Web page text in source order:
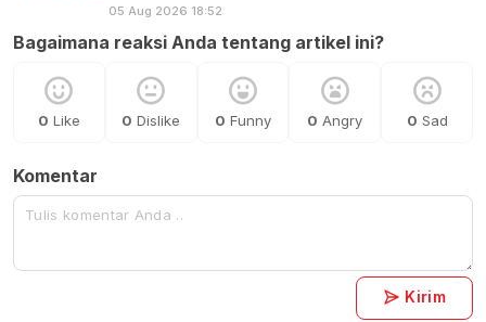
05 Aug 2026 18:52
Bagaimana reaksi Anda tentang artikel ini?
0 Like 0 Dislike 0 Funny 0 Angry 0 Sad
Komentar
Kirim